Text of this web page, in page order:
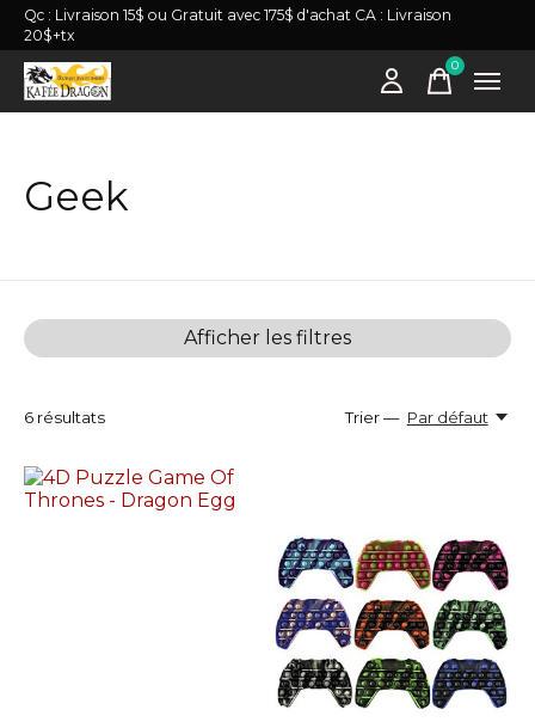
Qc : Livraison 15$ ou Gratuit avec 175$ d'achat CA : Livraison
20$+tx
0items
Geek
Afficher les filtres
6 résultats Trier — Par défaut